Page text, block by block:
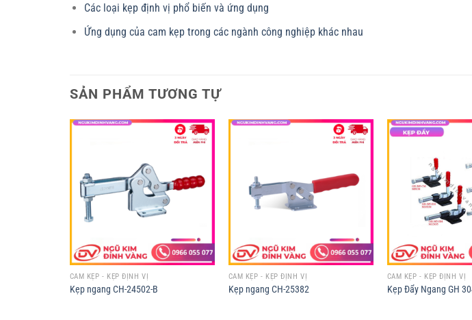
Các loại kẹp định vị phổ biến và ứng dụng
Ứng dụng của cam kẹp trong các ngành công nghiệp khác nhau
SẢN PHẨM TƯƠNG TỰ
CAM KẸP - KẸP ĐỊNH VỊ
Kẹp ngang CH-24502-B
CAM KẸP - KẸP ĐỊNH VỊ
Kẹp ngang CH-25382
CAM KẸP - KẸP ĐỊNH VỊ
Kẹp Đẩy Ngang GH